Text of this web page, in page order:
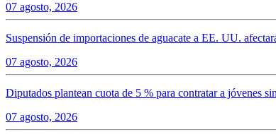
07 agosto, 2026
Suspensión de importaciones de aguacate a EE. UU.
07 agosto, 2026
Diputados plantean cuota de 5 % para contratar a jóvenes
07 agosto, 2026